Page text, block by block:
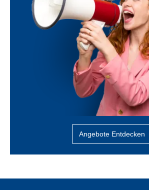
Angebote Entdecken